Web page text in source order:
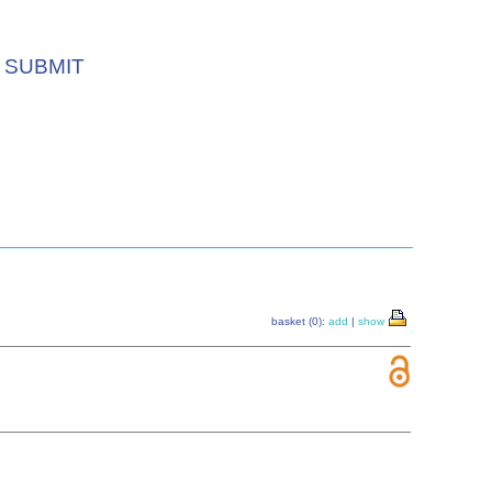
SUBMIT
basket (0): add | show